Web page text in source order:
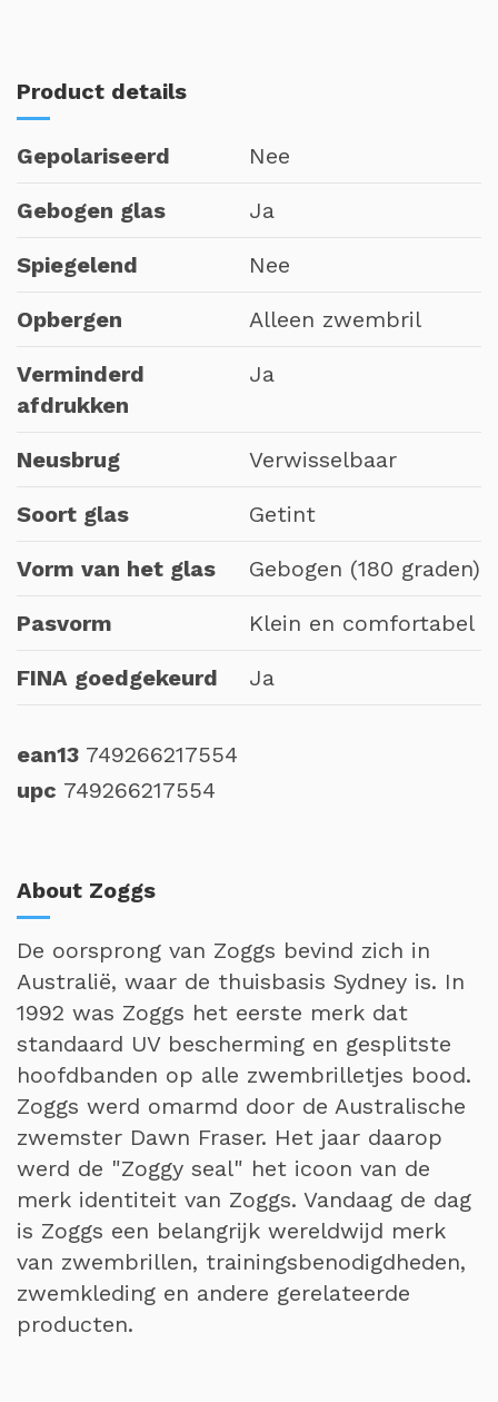
Product details
Gepolariseerd Nee
Gebogen glas Ja
Spiegelend Nee
Opbergen Alleen zwembril
Verminderd
afdrukken
Ja
Neusbrug Verwisselbaar
Soort glas Getint
Vorm van het glas Gebogen (180 graden)
Pasvorm Klein en comfortabel
FINA goedgekeurd Ja
ean13 749266217554
upc 749266217554
About Zoggs
De oorsprong van Zoggs bevind zich in
Australië, waar de thuisbasis Sydney is. In
1992 was Zoggs het eerste merk dat
standaard UV bescherming en gesplitste
hoofdbanden op alle zwembrilletjes bood.
Zoggs werd omarmd door de Australische
zwemster Dawn Fraser. Het jaar daarop
werd de "Zoggy seal" het icoon van de
merk identiteit van Zoggs. Vandaag de dag
is Zoggs een belangrijk wereldwijd merk
van zwembrillen, trainingsbenodigdheden,
zwemkleding en andere gerelateerde
producten.